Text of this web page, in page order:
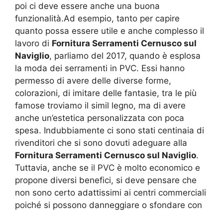
poi ci deve essere anche una buona
funzionalità.Ad esempio, tanto per capire
quanto possa essere utile e anche complesso il
lavoro di Fornitura Serramenti Cernusco sul
Naviglio, parliamo del 2017, quando è esplosa
la moda dei serramenti in PVC. Essi hanno
permesso di avere delle diverse forme,
colorazioni, di imitare delle fantasie, tra le più
famose troviamo il simil legno, ma di avere
anche un’estetica personalizzata con poca
spesa. Indubbiamente ci sono stati centinaia di
rivenditori che si sono dovuti adeguare alla
Fornitura Serramenti Cernusco sul Naviglio.
Tuttavia, anche se il PVC è molto economico e
propone diversi benefici, si deve pensare che
non sono certo adattissimi ai centri commerciali
poiché si possono danneggiare o sfondare con